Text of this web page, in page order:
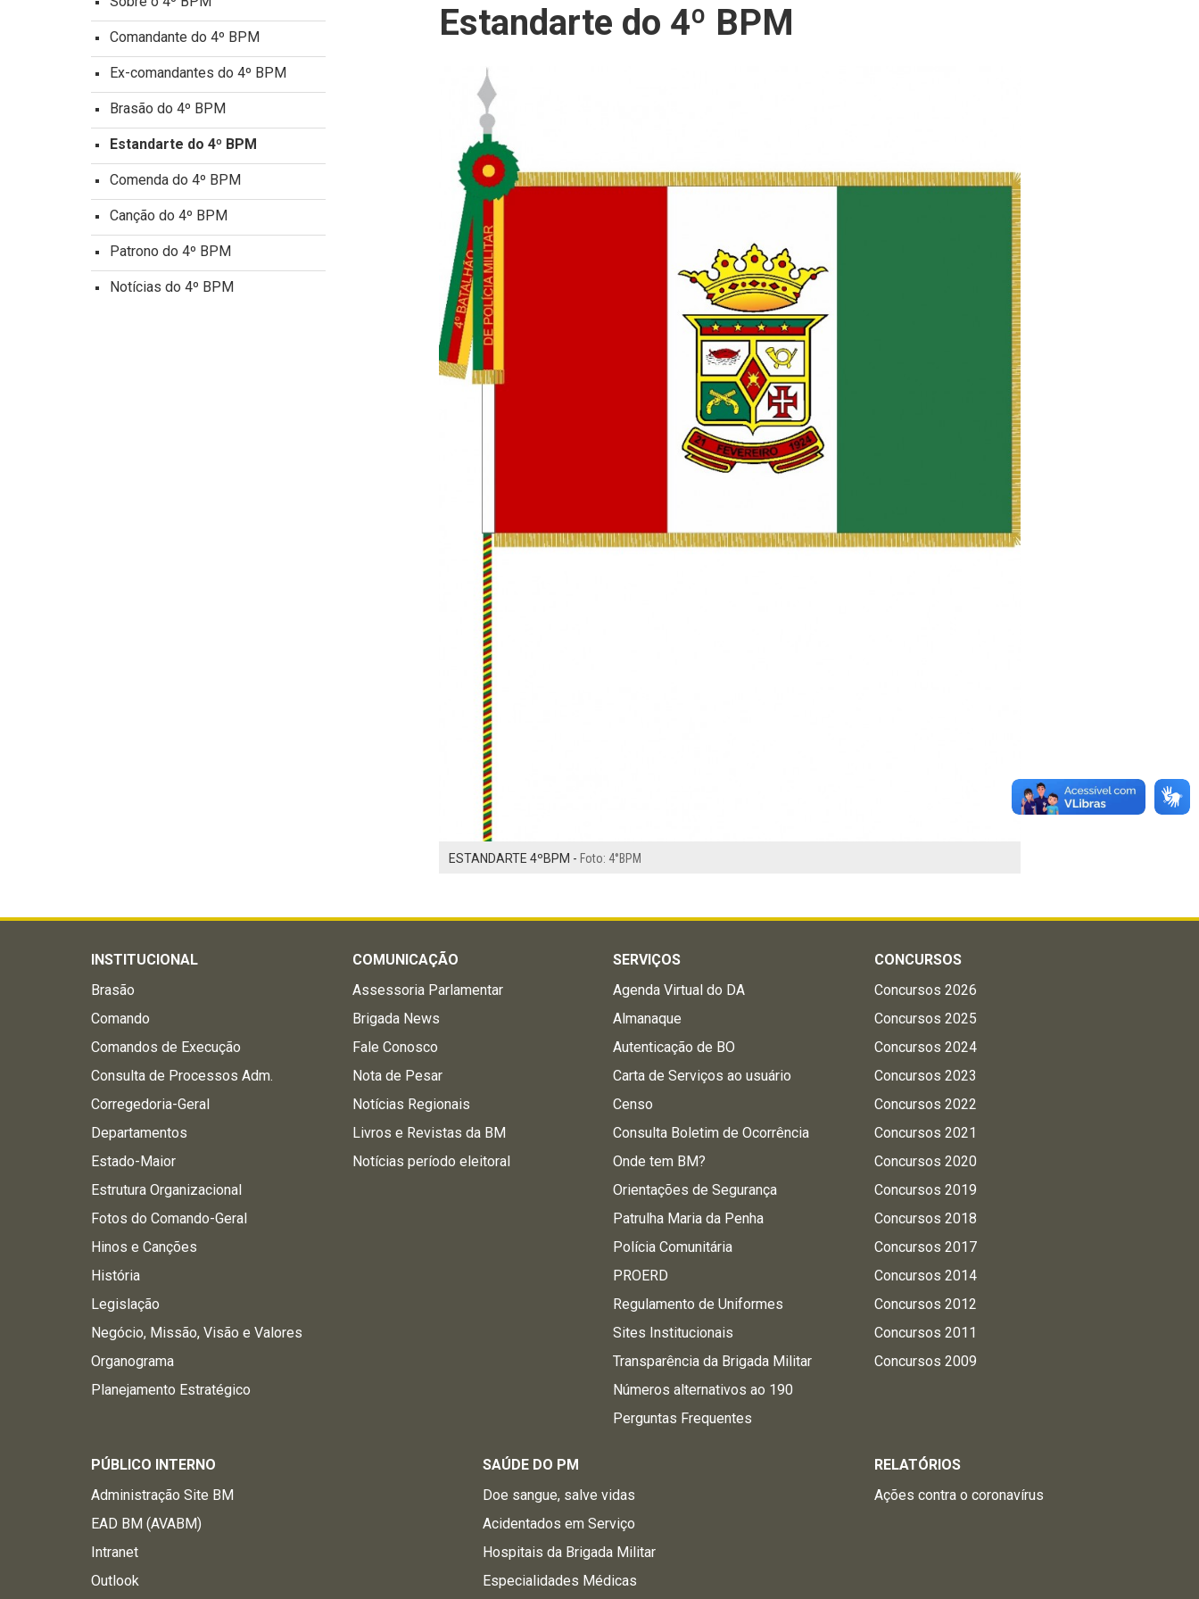
Estandarte do 4º BPM
ESTANDARTE 4ºBPM - Foto: 4°BPM
Comandante do 4º BPM
Ex-comandantes do 4º BPM
Brasão do 4º BPM
Estandarte do 4º BPM
Comenda do 4º BPM
Canção do 4º BPM
Patrono do 4º BPM
Notícias do 4º BPM
INSTITUCIONAL
Brasão
Comando
Comandos de Execução
Consulta de Processos Adm.
Corregedoria-Geral
Departamentos
Estado-Maior
Estrutura Organizacional
Fotos do Comando-Geral
Hinos e Canções
História
Legislação
Negócio, Missão, Visão e Valores
Organograma
Planejamento Estratégico
COMUNICAÇÃO
Assessoria Parlamentar
Brigada News
Fale Conosco
Nota de Pesar
Notícias Regionais
Livros e Revistas da BM
Notícias período eleitoral
SERVIÇOS
Agenda Virtual do DA
Almanaque
Autenticação de BO
Carta de Serviços ao usuário
Censo
Consulta Boletim de Ocorrência
Onde tem BM?
Orientações de Segurança
Patrulha Maria da Penha
Polícia Comunitária
PROERD
Regulamento de Uniformes
Sites Institucionais
Transparência da Brigada Militar
Números alternativos ao 190
Perguntas Frequentes
CONCURSOS
Concursos 2026
Concursos 2025
Concursos 2024
Concursos 2023
Concursos 2022
Concursos 2021
Concursos 2020
Concursos 2019
Concursos 2018
Concursos 2017
Concursos 2014
Concursos 2012
Concursos 2011
Concursos 2009
PÚBLICO INTERNO
Administração Site BM
EAD BM (AVABM)
Intranet
Outlook
SAÚDE DO PM
Doe sangue, salve vidas
Acidentados em Serviço
Hospitais da Brigada Militar
Especialidades Médicas
RELATÓRIOS
Ações contra o coronavírus